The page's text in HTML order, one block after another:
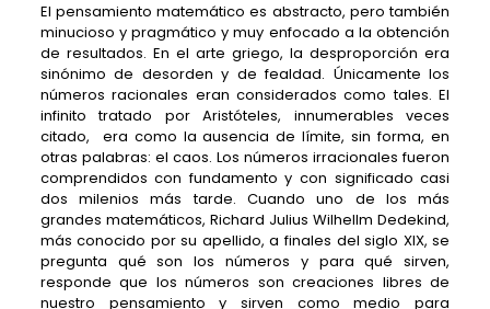
El pensamiento matemático es abstracto, pero también
minucioso y pragmático y muy enfocado a la obtención
de resultados. En el arte griego, la desproporción era
sinónimo de desorden y de fealdad. Únicamente los
números racionales eran considerados como tales. El
infinito tratado por Aristóteles, innumerables veces
citado, era como la ausencia de límite, sin forma, en
otras palabras: el caos. Los números irracionales fueron
comprendidos con fundamento y con significado casi
dos milenios más tarde. Cuando uno de los más
grandes matemáticos, Richard Julius Wilhellm Dedekind,
más conocido por su apellido, a finales del siglo XIX, se
pregunta qué son los números y para qué sirven,
responde que los números son creaciones libres de
nuestro pensamiento y sirven como medio para